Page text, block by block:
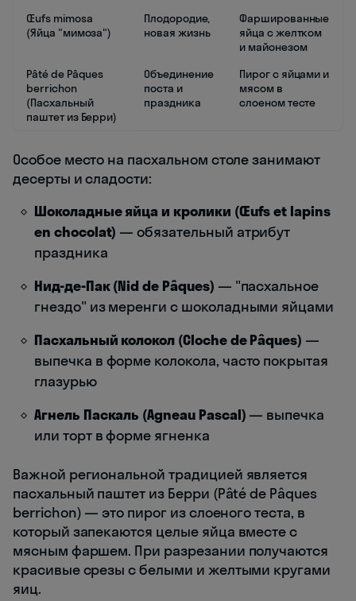
Œufs mimosa
(Яйца "мимоза")
Плодородие,
новая жизнь
Фаршированные
яйца с желтком
и майонезом
Pâté de Pâques
berrichon
(Пасхальный
паштет из Берри)
Объединение
поста и
праздника
Пирог с яйцами и
мясом в
слоеном тесте
Особое место на пасхальном столе занимают
десерты и сладости:
Шоколадные яйца и кролики (Œufs et lapins
en chocolat) — обязательный атрибут
праздника
Нид-де-Пак (Nid de Pâques) — "пасхальное
гнездо" из меренги с шоколадными яйцами
Пасхальный колокол (Cloche de Pâques) —
выпечка в форме колокола, часто покрытая
глазурью
Агнель Паскаль (Agneau Pascal) — выпечка
или торт в форме ягненка
Важной региональной традицией является
пасхальный паштет из Берри (Pâté de Pâques
berrichon) — это пирог из слоеного теста, в
который запекаются целые яйца вместе с
мясным фаршем. При разрезании получаются
красивые срезы с белыми и желтыми кругами
яиц.